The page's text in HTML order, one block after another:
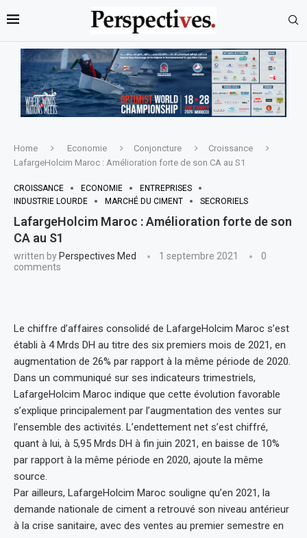
Home Economie Conjoncture
Croissance
LafargeHolcim Maroc : Amélioration forte de son CA au S1
CROISSANCE ECONOMIE
ENTREPRISES
INDUSTRIE LOURDE
MARCHÉ DU CIMENT SECRORIELS
LafargeHolcim Maroc : Amélioration forte de son
CA au S1
written by Perspectives Med 1 septembre 2021
0
comments
Le chiffre d’affaires consolidé de LafargeHolcim Maroc s’est
établi à 4 Mrds DH au titre des six premiers mois de 2021, en
augmentation de 26% par rapport à la même période de 2020.
Dans un communiqué sur ses indicateurs trimestriels,
LafargeHolcim Maroc indique que cette évolution favorable
s’explique principalement par l’augmentation des ventes sur
l’ensemble des activités. L’endettement net s’est chiffré,
quant à lui, à 5,95 Mrds DH à fin juin 2021, en baisse de 10%
par rapport à la même période en 2020, ajoute la même
source.
Par ailleurs, LafargeHolcim Maroc souligne qu’en 2021, la
demande nationale de ciment a retrouvé son niveau antérieur
à la crise sanitaire, avec des ventes au premier semestre en